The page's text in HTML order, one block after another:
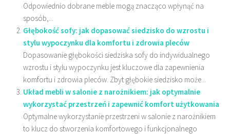
Odpowiednio dobrane meble mogą znacząco wpłynąć na
sposób,...
Głębokość sofy: jak dopasować siedzisko do wzrostu i
stylu wypoczynku dla komfortu i zdrowia pleców
Dopasowanie głębokości siedziska sofy do indywidualnego
wzrostu i stylu wypoczynku jest kluczowe dla zapewnienia
komfortu i zdrowia pleców. Zbyt głębokie siedzisko może...
Układ mebli w salonie z narożnikiem: jak optymalnie
wykorzystać przestrzeń i zapewnić komfort użytkowania
Optymalne wykorzystanie przestrzeni w salonie z narożnikiem
to klucz do stworzenia komfortowego i funkcjonalnego